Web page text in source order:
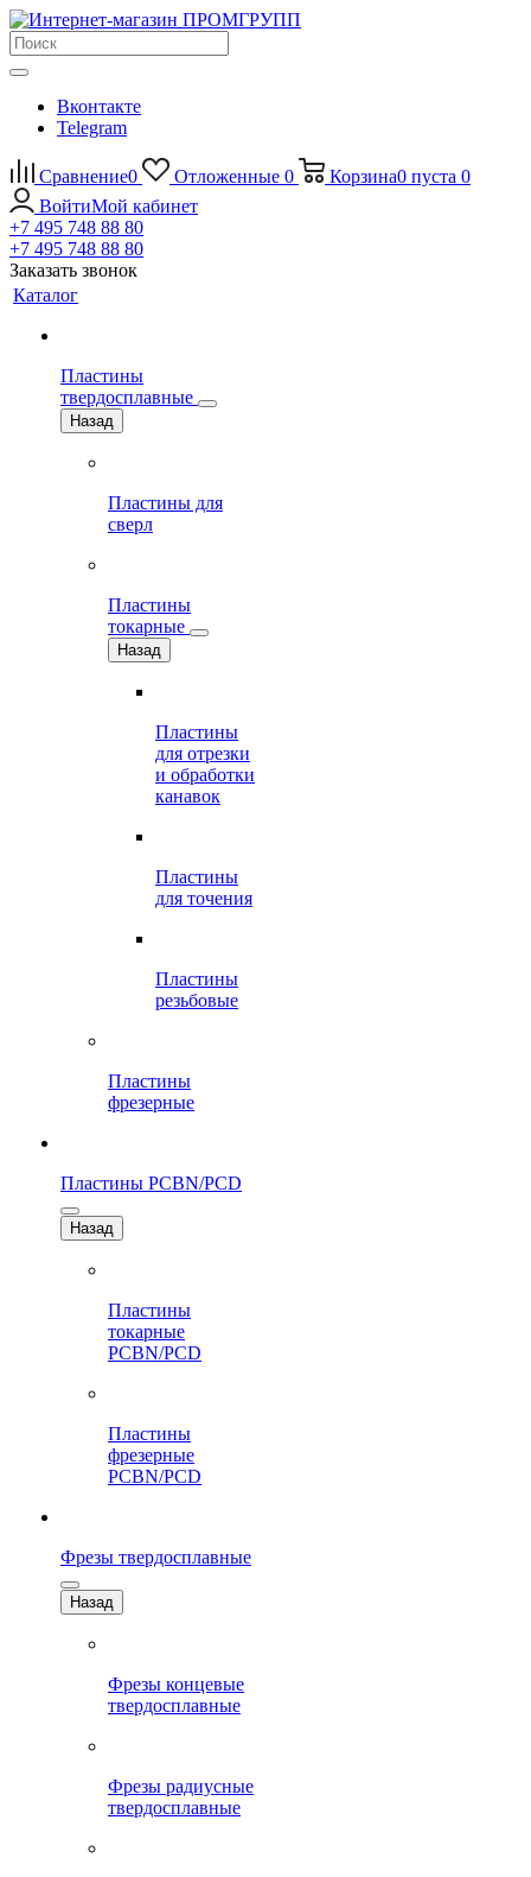
Вконтакте
Telegram
Сравнение0 Отложенные 0 Корзина0 пуста 0
ВойтиМой кабинет
+7 495 748 88 80
+7 495 748 88 80
Заказать звонок
Каталог
Пластины
твердосплавные
Назад
Пластины для
сверл
Пластины
токарные
Назад
Пластины
для отрезки
и обработки
канавок
Пластины
для точения
Пластины
резьбовые
Пластины
фрезерные
Пластины PCBN/PCD
Назад
Пластины
токарные
PCBN/PCD
Пластины
фрезерные
PCBN/PCD
Фрезы твердосплавные
Назад
Фрезы концевые
твердосплавные
Фрезы радиусные
твердосплавные